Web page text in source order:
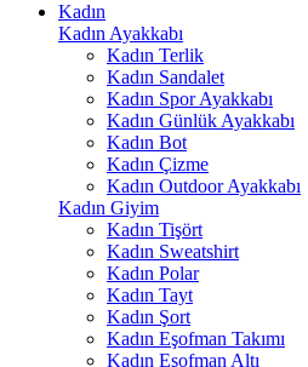
Kadın
Kadın Ayakkabı
Kadın Terlik
Kadın Sandalet
Kadın Spor Ayakkabı
Kadın Günlük Ayakkabı
Kadın Bot
Kadın Çizme
Kadın Outdoor Ayakkabı
Kadın Giyim
Kadın Tişört
Kadın Sweatshirt
Kadın Polar
Kadın Tayt
Kadın Şort
Kadın Eşofman Takımı
Kadın Eşofman Altı